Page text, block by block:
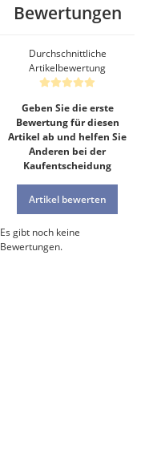
Bewertungen
Durchschnittliche
Artikelbewertung
Geben Sie die erste
Bewertung für diesen
Artikel ab und helfen Sie
Anderen bei der
Kaufentscheidung
Artikel bewerten
Es gibt noch keine
Bewertungen.